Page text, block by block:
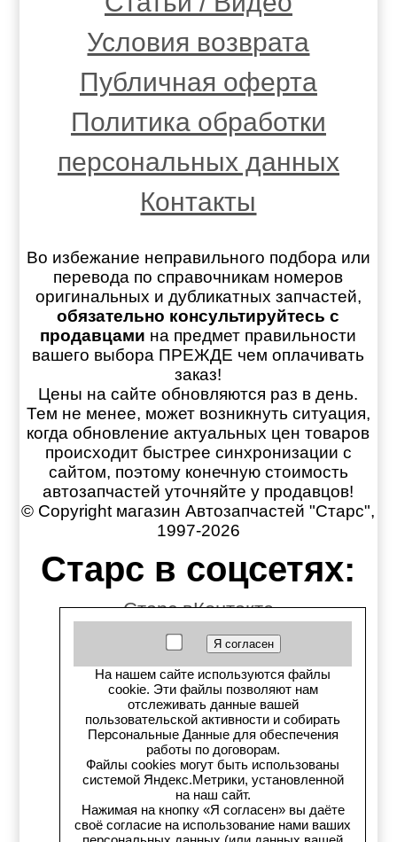
Условия возврата
Публичная оферта
Политика обработки
персональных данных
Контакты
Во избежание неправильного подбора или
перевода по справочникам номеров
оригинальных и дубликатных запчастей,
обязательно консультируйтесь с
продавцами на предмет правильности
вашего выбора ПРЕЖДЕ чем оплачивать
заказ!
Цены на сайте обновляются раз в день.
Тем не менее, может возникнуть ситуация,
когда обновление актуальных цен товаров
происходит быстрее синхронизации с
сайтом, поэтому конечную стоимость
автозапчастей уточняйте у продавцов!
© Copyright магазин Автозапчастей "Старс",
1997-2026
Старс в соцсетях:
Старс вКонтакте
Старс в YouTube
Телеграм-канал
Старс на Drom.ru
Старс в auto.ru
Старс в картах Яндекс
На нашем сайте используются файлы
cookie. Эти файлы позволяют нам
отслеживать данные вашей
пользовательской активности и собирать
Персональные Данные для обеспечения
работы по договорам.
Файлы cookies могут быть использованы
системой Яндекс.Метрики, установленной
на наш сайт.
Нажимая на кнопку «Я согласен» вы даёте
своё согласие на использование нами ваших